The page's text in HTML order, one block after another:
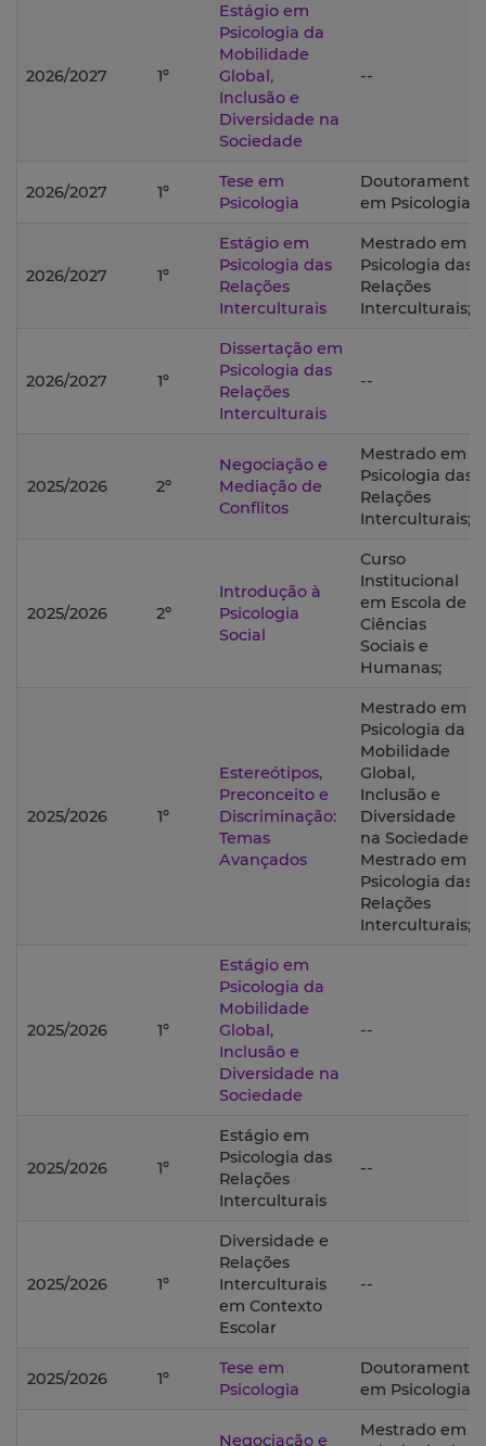
2026/2027 1º
Estágio em
Psicologia da
Mobilidade
Global,
Inclusão e
Diversidade na
Sociedade
--
2026/2027 1º
Tese em
Psicologia
Doutoramento
em Psicologia;
2026/2027 1º
Estágio em
Psicologia das
Relações
Interculturais
Mestrado em
Psicologia das
Relações
Interculturais;
2026/2027 1º
Dissertação em
Psicologia das
Relações
Interculturais
--
2025/2026 2º
Negociação e
Mediação de
Conflitos
Mestrado em
Psicologia das
Relações
Interculturais;
2025/2026 2º
Introdução à
Psicologia
Social
Curso
Institucional
em Escola de
Ciências
Sociais e
Humanas;
2025/2026 1º
Estereótipos,
Preconceito e
Discriminação:
Temas
Avançados
Mestrado em
Psicologia da
Mobilidade
Global,
Inclusão e
Diversidade
na Sociedade;
Mestrado em
Psicologia das
Relações
Interculturais;
2025/2026 1º
Estágio em
Psicologia da
Mobilidade
Global,
Inclusão e
Diversidade na
Sociedade
--
2025/2026 1º
Estágio em
Psicologia das
Relações
Interculturais
--
2025/2026 1º
Diversidade e
Relações
Interculturais
em Contexto
Escolar
--
2025/2026 1º
Tese em
Psicologia
Doutoramento
em Psicologia;
Negociação e
Mestrado em